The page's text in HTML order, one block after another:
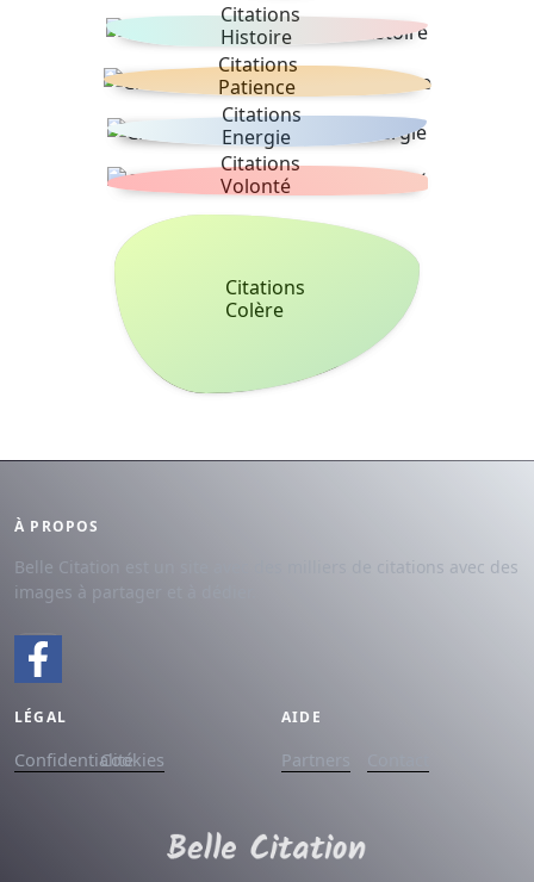
Citations
Histoire
Citations
Patience
Citations
Energie
Citations
Volonté
Citations
Colère
À PROPOS
Belle Citation est un site avec des milliers de citations avec des
images à partager et à dédier.
LÉGAL
ConfidentialitéCookies
AIDE
Partners